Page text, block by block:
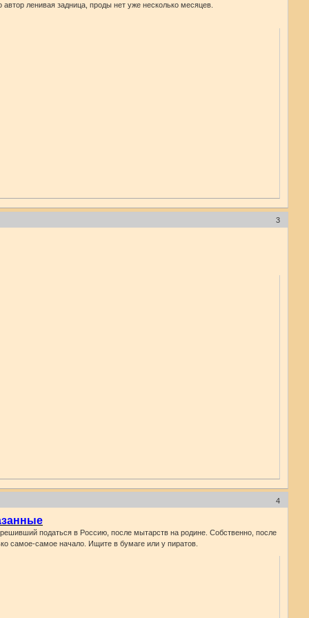
ленивая задница, проды нет уже несколько месяцев.
3
4
податься в Россию, после мытарств на родине. Собственно, после
самое-самое начало. Ищите в бумаге или у пиратов.